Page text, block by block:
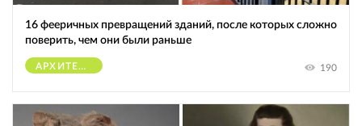
16 фееричных превращений зданий, после которых сложно
поверить, чем они были раньше
АРХИТЕКТУРА 190